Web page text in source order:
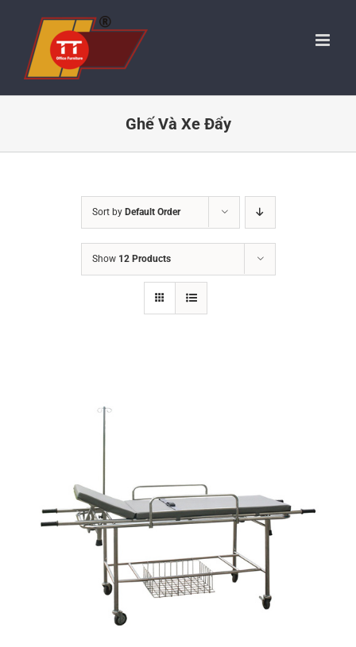
content
Ghế Và Xe Đẩy
Sort by Default Order
Show 12 Products